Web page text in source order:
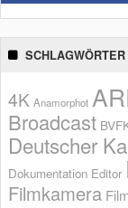
SCHLAGWÖRTER
4K Anamorphot
Broadcast
Deutscher
Dokumentation Editor
Filmkamera